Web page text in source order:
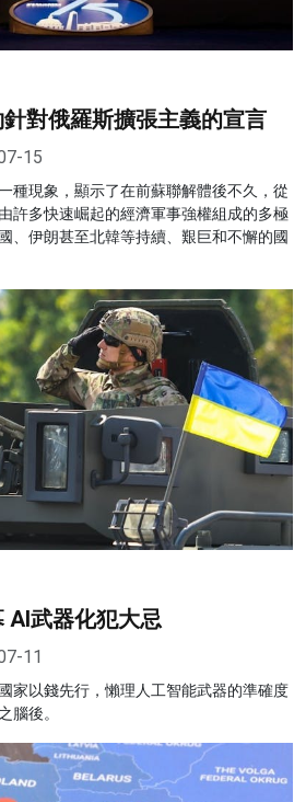
對俄羅斯擴張主義的宣言
15
種現象，顯示了在前蘇聯解體後不久，從
許多快速崛起的經濟軍事強權組成的多極
、伊朗甚至北韓等持續、艱巨和不懈的國
AI武器化犯大忌
11
家以錢先行，懶理人工智能武器的準確度
腦後。